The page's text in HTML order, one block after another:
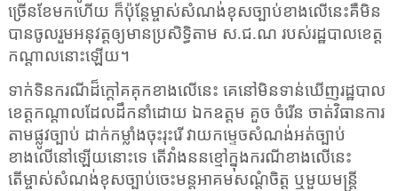
ច្រើនខែមកហើយ ក៏ប៉ុន្តែម្ចាស់សំណង់ខុសច្បាប់ខាងលើនេះគឺមិន
បានចូលរួមអនុវត្តឲ្យមានប្រសិទ្ធិតាម ស.ជ.ណ របស់រដ្ឋបាលខេត្ត
កណ្ដាលនោះឡើយ។
ទាក់ទិនករណីដ៏ក្ដៅគគុកខាងលើនេះ គេនៅមិនទាន់ឃើញរដ្ឋបាល
ខេត្តកណ្តាលដែលដឹកនាំដោយ ឯកឧត្តម គួច ចំរើន ចាត់វិធានការ
តាមផ្លូវច្បាប់ ដាក់កម្លាំងចុះរុះរើ វាយកម្ទេចសំណង់អត់ច្បាប់
ខាងលើនៅឡើយនោះទេ តើវាំងននខ្មៅក្នុងករណីខាងលើនេះ
តើម្ចាស់សំណង់ខុសច្បាប់ចេះមន្តអាគមសណ្តំចិត្ត ឬមួយមន្ត្រី